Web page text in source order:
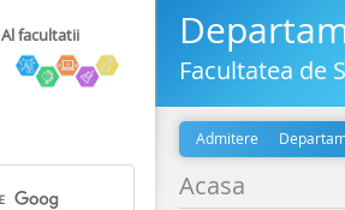
Al facultatii
Facultatea de
Admitere
Acasa